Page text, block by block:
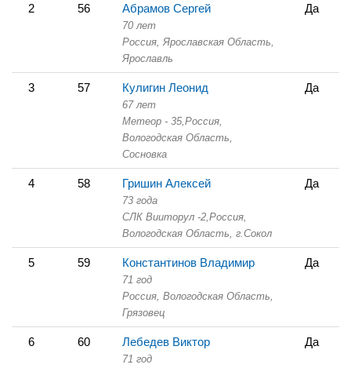
2 56 Абрамов Сергей
70 лет
Россия, Ярославская Область,
Ярославль
Да
3 57 Кулигин Леонид
67 лет
Метеор - 35, Россия,
Вологодская Область,
Сосновка
Да
4 58 Гришин Алексей
73 года
СЛК Вииторул -2, Россия,
Вологодская Область, г.Сокол
Да
5 59 Константинов Владимир
71 год
Россия, Вологодская Область,
Грязовец
Да
6 60 Лебедев Виктор
71 год
Да